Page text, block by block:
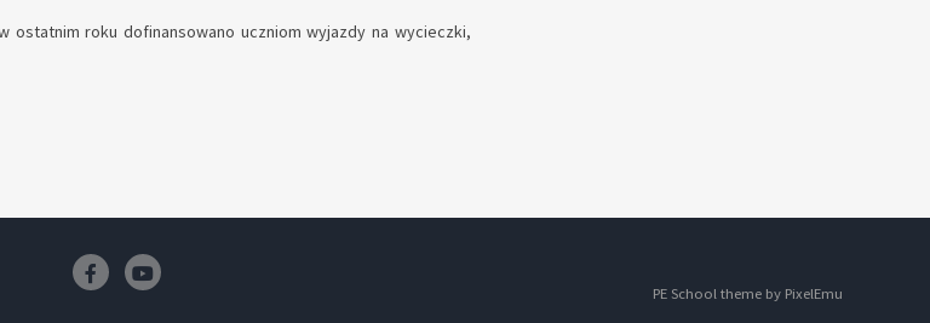
ostatnim roku dofinansowano uczniom wyjazdy na wycieczki,
PE School theme by PixelEmu